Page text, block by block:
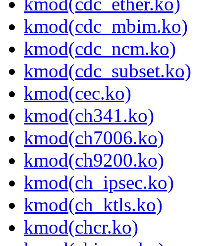
kmod(cdc_mbim.ko)
kmod(cdc_ncm.ko)
kmod(cdc_subset.ko)
kmod(cec.ko)
kmod(ch341.ko)
kmod(ch7006.ko)
kmod(ch9200.ko)
kmod(ch_ipsec.ko)
kmod(ch_ktls.ko)
kmod(chcr.ko)